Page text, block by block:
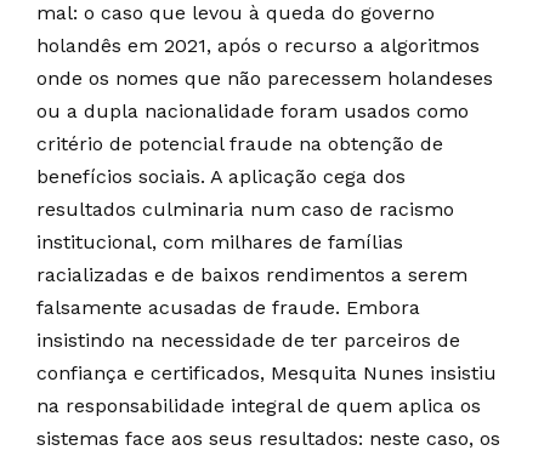
mal: o caso que levou à queda do governo
holandês em 2021, após o recurso a algoritmos
onde os nomes que não parecessem holandeses
ou a dupla nacionalidade foram usados como
critério de potencial fraude na obtenção de
benefícios sociais. A aplicação cega dos
resultados culminaria num caso de racismo
institucional, com milhares de famílias
racializadas e de baixos rendimentos a serem
falsamente acusadas de fraude. Embora
insistindo na necessidade de ter parceiros de
confiança e certificados, Mesquita Nunes insistiu
na responsabilidade integral de quem aplica os
sistemas face aos seus resultados: neste caso, os